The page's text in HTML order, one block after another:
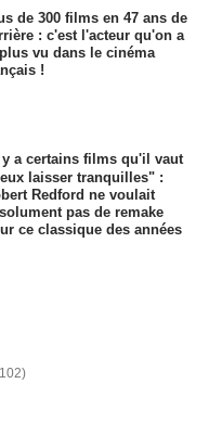
de 300 films en 47 ans de
: c'est l'acteur qu'on a
plus vu dans le cinéma
!
a certains films qu'il vaut
laisser tranquilles" :
Redford ne voulait
pas de remake
ce classique des années